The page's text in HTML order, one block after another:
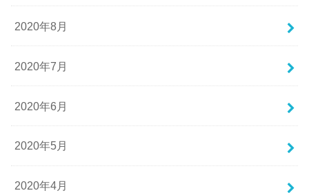
2020年8月
2020年7月
2020年6月
2020年5月
2020年4月